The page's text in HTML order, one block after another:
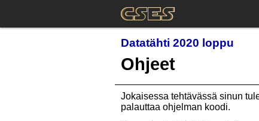
Datatähti 2020 loppu
Ohjeet
Jokaisessa tehtävässä sinun
palauttaa ohjelman koodi.